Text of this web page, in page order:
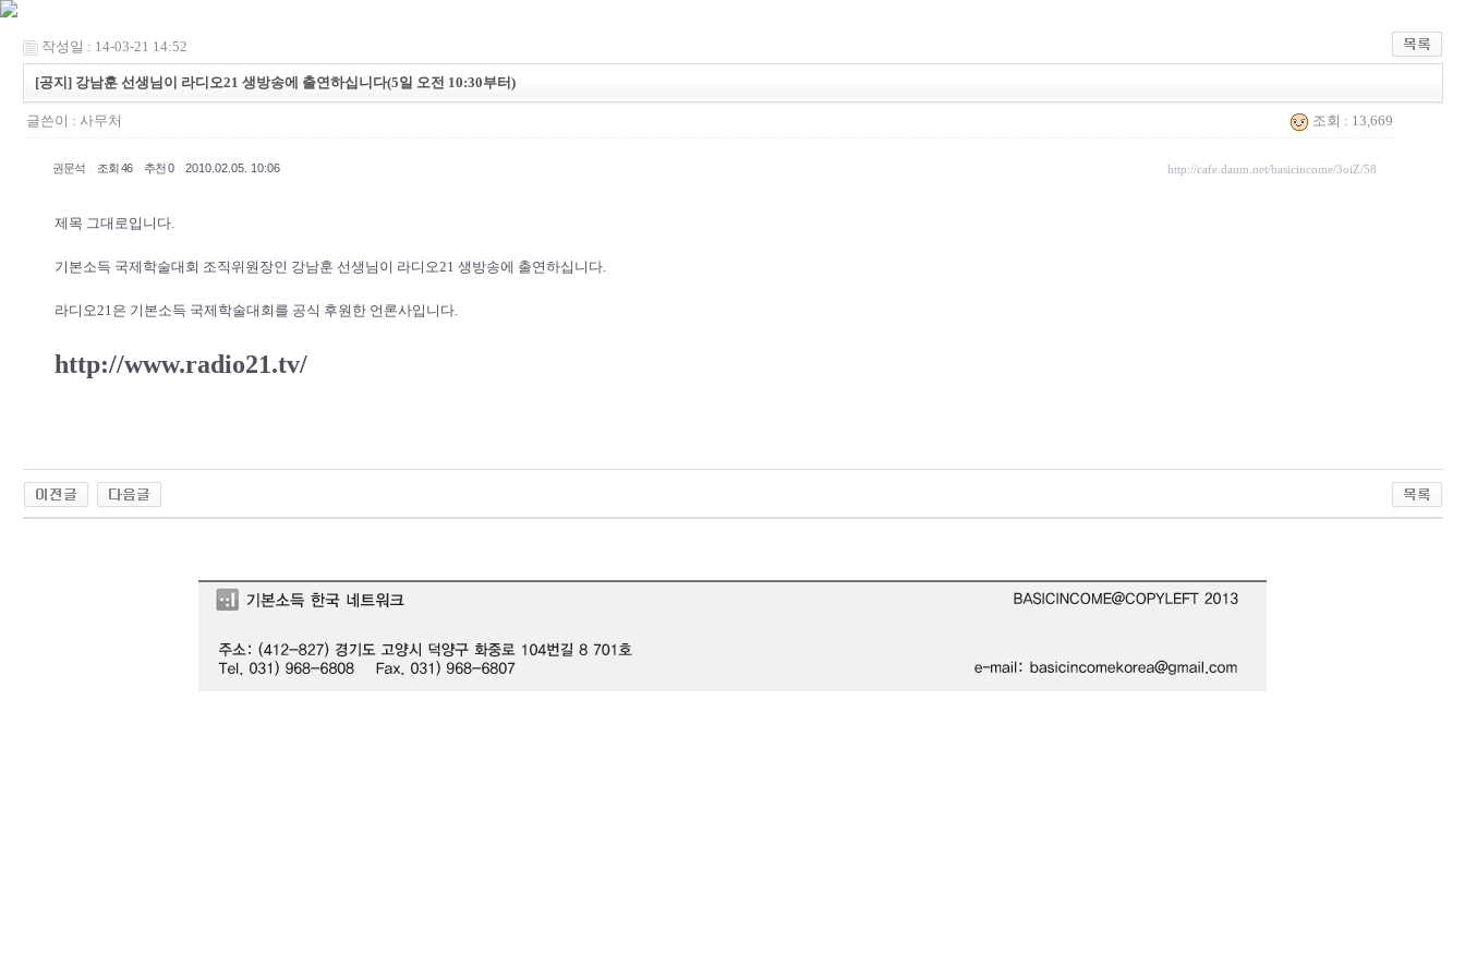
작성일 : 14-03-21 14:52
[공지] 강남훈 선생님이 라디오21 생방송에 출연하십니다(5일 오전 10:30부터)
글쓴이 : 사무처 조회 : 13,669
권문석 조회 46 추천 0 2010.02.05. 10:06 http://cafe.daum.net/basicincome/3oiZ/58
제목 그대로입니다.
기본소득 국제학술대회 조직위원장인 강남훈 선생님이 라디오21 생방송에 출연하십니다.
라디오21은 기본소득 국제학술대회를 공식 후원한 언론사입니다.
http://www.radio21.tv/